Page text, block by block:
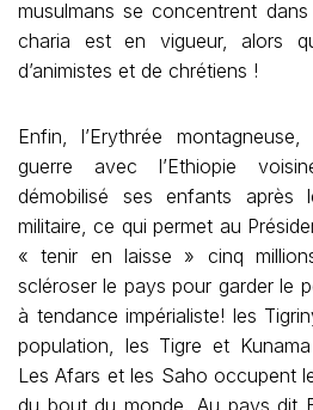
musulmans se concentrent
charia est en vigueur, alors
d’animistes et de chrétiens !
Enfin, l’Erythrée
guerre avec l’Ethiopie
démobilisé ses enfants après
militaire, ce qui permet au
« tenir en laisse » cinq
scléroser le pays pour garder le
à tendance impérialiste! les
population, les Tigre et
Les Afars et les Saho occupent
du bout du monde. Au pays dit